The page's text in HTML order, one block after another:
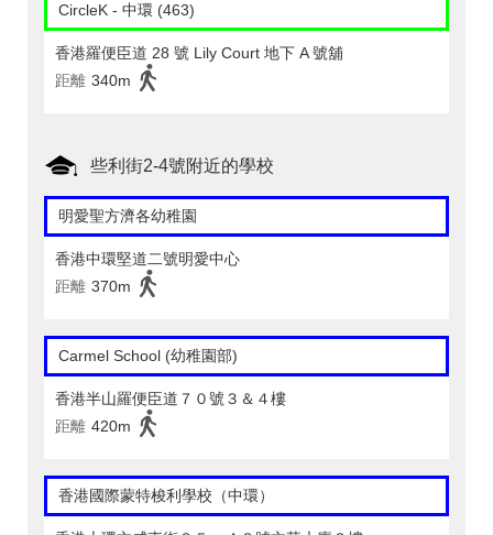
CircleK - 中環 (463)
香港羅便臣道 28 號 Lily Court 地下 A 號舖
距離 340m
些利街2-4號附近的學校
明愛聖方濟各幼稚園
香港中環堅道二號明愛中心
距離 370m
Carmel School (幼稚園部)
香港半山羅便臣道７０號３＆４樓
距離 420m
香港國際蒙特梭利學校（中環）